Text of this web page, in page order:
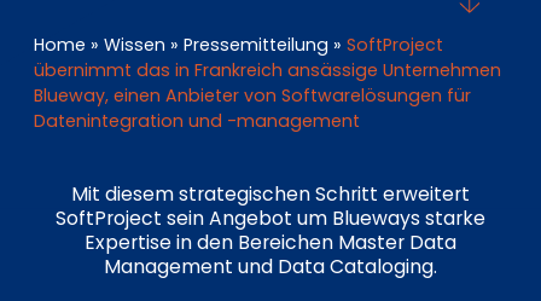
Investor Portal
Home » Wissen » Pressemitteilung » SoftProject
übernimmt das in Frankreich ansässige Unternehmen
Blueway, einen Anbieter von Softwarelösungen für
Datenintegration und -management
Mit diesem strategischen Schritt erweitert
SoftProject sein Angebot um Blueways starke
Expertise in den Bereichen Master Data
Management und Data Cataloging.